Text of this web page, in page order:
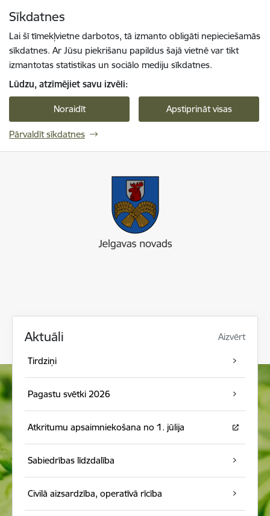
Sīkdatnes
Lai šī tīmekļvietne darbotos, tā izmanto obligāti nepieciešamās
sīkdatnes. Ar Jūsu piekrišanu papildus šajā vietnē var tikt
izmantotas statistikas un sociālo mediju sīkdatnes.
Lūdzu, atzīmējiet savu izvēli:
Noraidīt Apstiprināt visas
Pārvaldīt sīkdatnes
Aktuāli Aizvērt
Tirdziņi
Pagastu svētki 2026
Atkritumu apsaimniekošana no 1. jūlija
Sabiedrības līdzdalība
Civilā aizsardzība, operatīvā rīcība